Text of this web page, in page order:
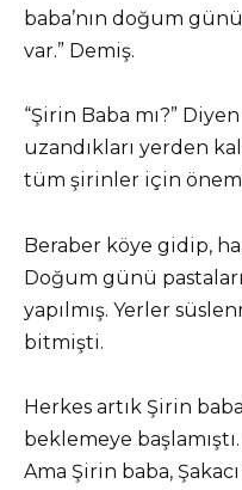
baba’nın doğum
var.” Demiş.
“Şirin Baba mı?”
uzandıkları yerden
tüm şirinler için
Beraber köye gidip,
Doğum günü
yapılmış. Yerler
bitmişti.
Herkes artık Şirin
beklemeye
Ama Şirin baba,